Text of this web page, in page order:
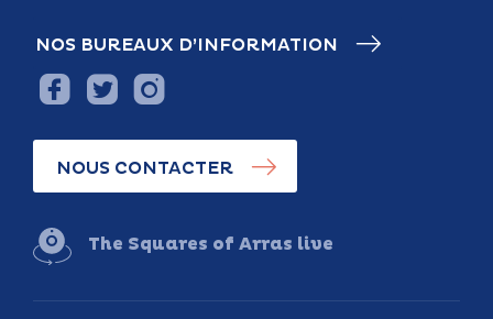
NOS BUREAUX D’INFORMATION
NOUS CONTACTER
The Squares of Arras live